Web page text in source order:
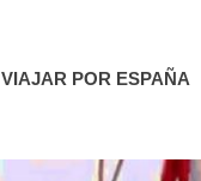
VIAJAR POR ESPAÑA